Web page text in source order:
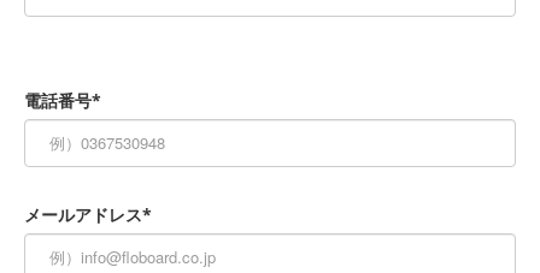
電話番号*
メールアドレス*